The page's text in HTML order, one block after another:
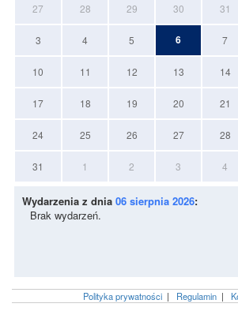
27 28 29 30 31
3 4 5 6 7
10 11 12 13 14
17 18 19 20 21
24 25 26 27 28
31 1 2 3 4
Wydarzenia z dnia 06 sierpnia 2026:
Brak wydarzeń.
Polityka prywatności| Regulamin|